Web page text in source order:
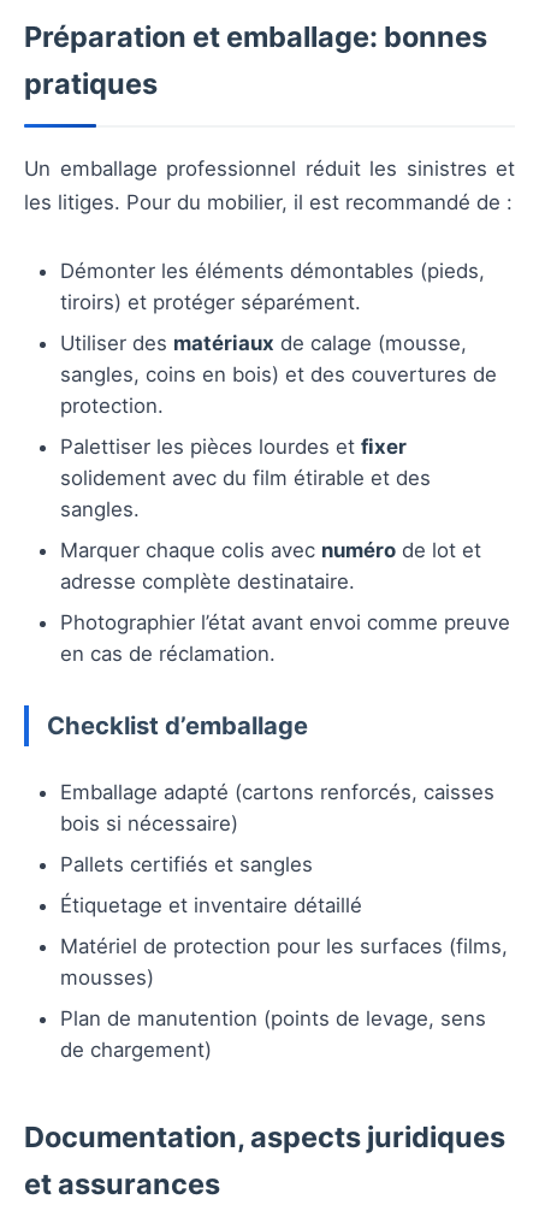
Préparation et emballage: bonnes
pratiques
Un emballage professionnel réduit les sinistres et
les litiges. Pour du mobilier, il est recommandé de :
Démonter les éléments démontables (pieds,
tiroirs) et protéger séparément.
Utiliser des matériaux de calage (mousse,
sangles, coins en bois) et des couvertures de
protection.
Palettiser les pièces lourdes et fixer
solidement avec du film étirable et des
sangles.
Marquer chaque colis avec numéro de lot et
adresse complète destinataire.
Photographier l’état avant envoi comme preuve
en cas de réclamation.
Checklist d’emballage
Emballage adapté (cartons renforcés, caisses
bois si nécessaire)
Pallets certifiés et sangles
Étiquetage et inventaire détaillé
Matériel de protection pour les surfaces (films,
mousses)
Plan de manutention (points de levage, sens
de chargement)
Documentation, aspects juridiques
et assurances